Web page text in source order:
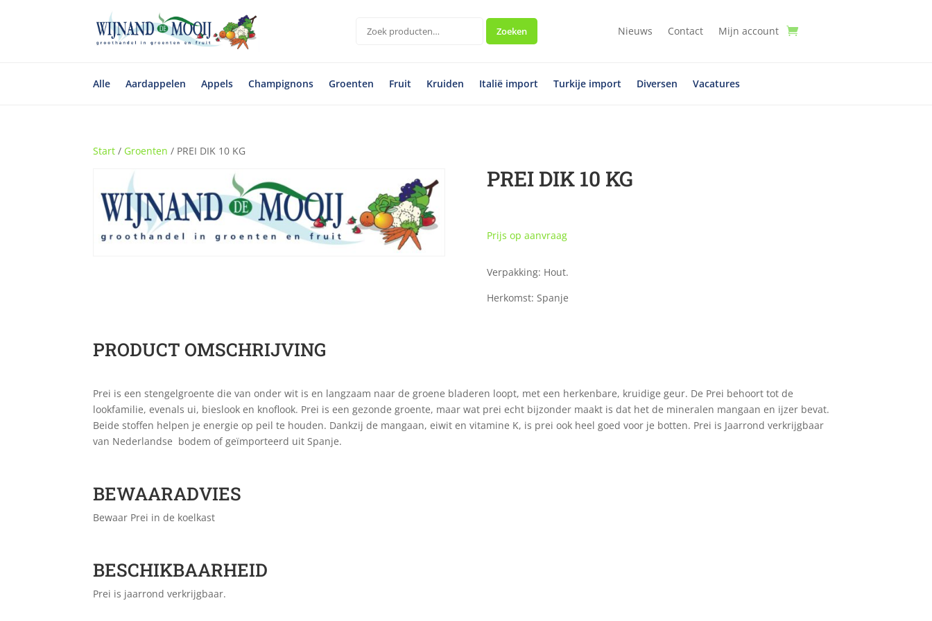
Zoeken
Zoeken Nieuws Contact Mijn account
Alle Aardappelen Appels Champignons Groenten Fruit Kruiden Italië import Turkije import Diversen Vacatures
Start / Groenten / PREI DIK 10 KG
PREI DIK 10 KG
Prijs op aanvraag
Verpakking: Hout.
Herkomst: Spanje
PRODUCT OMSCHRIJVING
Prei is een stengelgroente die van onder wit is en langzaam naar de groene bladeren loopt, met een herkenbare, kruidige geur. De Prei behoort tot de
lookfamilie, evenals ui, bieslook en knoflook. Prei is een gezonde groente, maar wat prei echt bijzonder maakt is dat het de mineralen mangaan en ijzer bevat.
Beide stoffen helpen je energie op peil te houden. Dankzij de mangaan, eiwit en vitamine K, is prei ook heel goed voor je botten. Prei is Jaarrond verkrijgbaar
van Nederlandse bodem of geïmporteerd uit Spanje.
BEWAARADVIES
Bewaar Prei in de koelkast
BESCHIKBAARHEID
Prei is jaarrond verkrijgbaar.